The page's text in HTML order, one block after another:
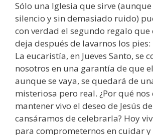
Sólo una Iglesia que sirve (aunque
silencio y sin demasiado ruido)
con verdad el segundo regalo que
deja después de lavarnos los
La eucaristía, en Jueves Santo, se
nosotros en una garantía de que
aunque se vaya, se quedará de
misteriosa pero real. ¿Por qué
mantener vivo el deseo de Jesús
cansáramos de celebrarla? Hoy
para comprometernos en cuidar